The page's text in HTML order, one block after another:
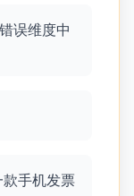
误维度中
手机发票